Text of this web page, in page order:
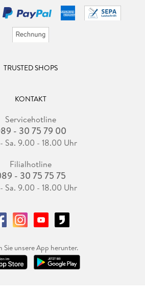
TRUSTED SHOPS
KONTAKT
Servicehotline
- 30 75 79 00
Sa. 9.00 - 18.00 Uhr
Filialhotline
- 30 75 75 75
Sa. 9.00 - 18.00 Uhr
Sie unsere App herunter.